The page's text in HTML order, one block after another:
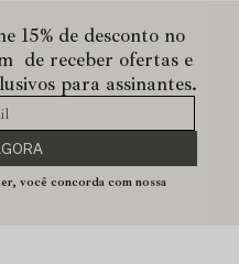
15% de desconto no
de receber ofertas e
para assinantes.
você concorda com nossa